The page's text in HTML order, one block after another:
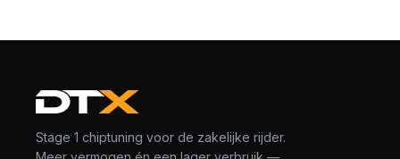
Stage 1 chiptuning voor de zakelijke rijder.